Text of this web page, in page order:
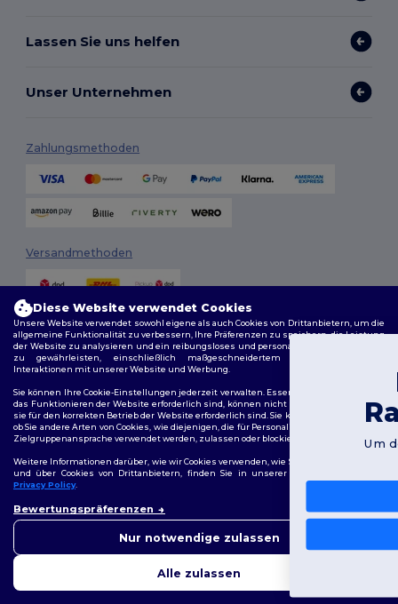
Lassen Sie uns helfen
Unser Unternehmen
Zahlungsmethoden
Versandmethoden
Allgemeine Geschäftsbedingungen|Personalisierungsrichtlinien
Datenschutzbestimmungen
Berlin|Hamburg|München|Köln|Frankfurt|Essen |Dortmund|
Düsseldorf|Bremen
Diese Website verwendet Cookies
Unsere Website verwendet sowohl eigene als auch Cookies von Drittanbietern, um die
allgemeine Funktionalität zu verbessern, Ihre Präferenzen zu speichern, die Leistung
der Website zu analysieren und ein reibungsloses und personalisiertes Surferlebnis
zu gewährleisten, einschließlich maßgeschneidertem Inhalt, optimierten
Interaktionen mit unserer Website und Werbung.
Sie können Ihre Cookie-Einstellungen jederzeit verwalten. Essenzielle Cookies, die für
das Funktionieren der Website erforderlich sind, können nicht deaktiviert werden, da
sie für den korrekten Betrieb der Website erforderlich sind. Sie können jedoch wählen,
ob Sie andere Arten von Cookies, wie diejenigen, die für Personalisierung, Analyse und
Zielgruppenansprache verwendet werden, zulassen oder blockieren möchten.
Weitere Informationen darüber, wie wir Cookies verwenden, wie Sie diese kontrollieren
und über Cookies von Drittanbietern, finden Sie in unserer
Privacy Policy.
Bewertungspräferenzen
Nur notwendige zulassen
Alle zulassen
uns jederzeit kontaktieren.
Ihnen zu helfen.
Du hast 10€
Rabatt erhalten!
Um deinen Rabatt zu sichern, sag uns:
Für wen kaufst du ein?
Unternehmen
Nein, danke